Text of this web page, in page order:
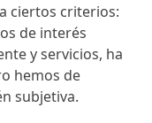
ciertos criterios:
de interés
y servicios, ha
hemos de
subjetiva.